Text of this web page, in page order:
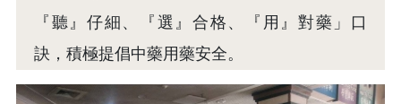
『聽』仔細、『選』合格、『用』對藥」口
訣，積極提倡中藥用藥安全。